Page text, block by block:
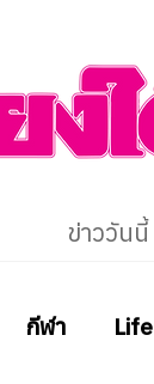
ข่าววันนี้
กีฬา